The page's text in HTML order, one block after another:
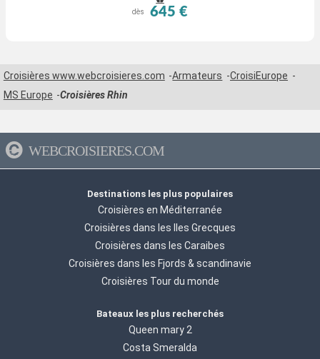
dès 645 €
Croisières www.webcroisieres.com Armateurs
CroisiEurope
MS Europe
Croisières Rhin
WEBCROISIERES.COM
Destinations les plus populaires
Croisières en Méditerranée
Croisières dans les Iles Grecques
Croisières dans les Caraibes
Croisières dans les Fjords & scandinavie
Croisières Tour du monde
Bateaux les plus recherchés
Queen mary 2
Costa Smeralda